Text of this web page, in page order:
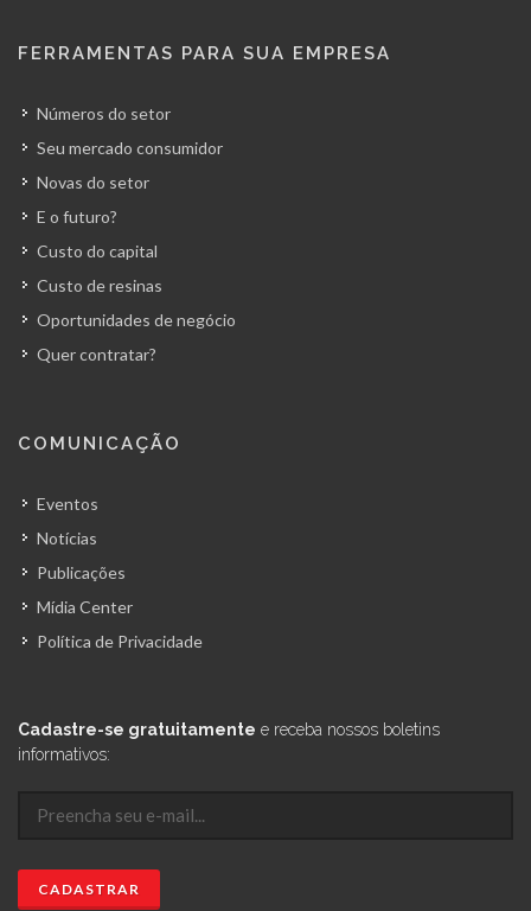
FERRAMENTAS PARA SUA EMPRESA
Números do setor
Seu mercado consumidor
Novas do setor
E o futuro?
Custo do capital
Custo de resinas
Oportunidades de negócio
Quer contratar?
COMUNICAÇÃO
Eventos
Notícias
Publicações
Mídia Center
Política de Privacidade
Cadastre-se gratuitamente e receba nossos boletins
informativos: